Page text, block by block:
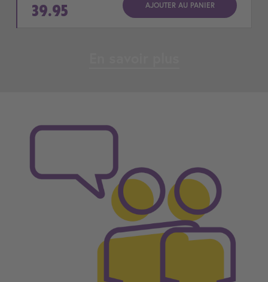
39.95 AJOUTER AU PANIER